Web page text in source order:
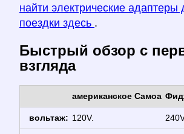
найти электрические
поездки здесь .
Быстрый обзор с
взгляда
американское Самоа
вольтаж: 120V.